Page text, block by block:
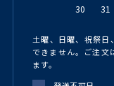
30 31
土曜、日曜、祝祭日
できません。ご注文
ます。